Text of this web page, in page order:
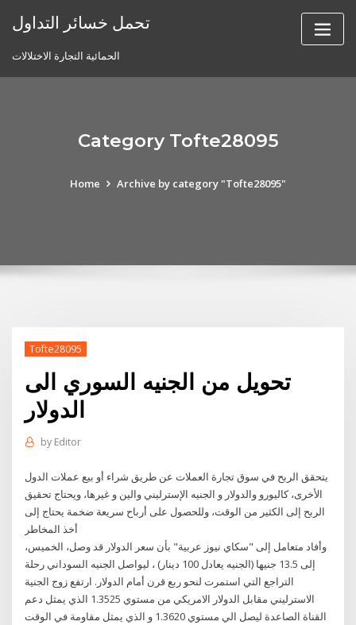
تحمل خسائر التداول
الحمائية التجارة الاختلالات
Category Tofte28095
Home Archive by category "Tofte28095"
Tofte28095
تحويل من الجنيه السوري الى
الدولار
by Editor
يتحقق الربح في سوق تجارة العملات عن طريق شراء أو بيع عملات الدول
الأخرى، كاليورو والدولار و الجنيه الإسترليني والين و غيرها، ويحتاج تحقيق
الربح إلى الكثير من الوقت، وللحصول على أرباح سريعة ضخمة يحتاج إلى
أخذ المخاطر
وأفاد متعامل إلى "سكاي نيوز عربية" بأن سعر الدولار قد وصل، الخميس،
إلى 13.5 جنيها (الجنيه يعادل 100 دينار) ، ليواصل الجنيه السوداني رحلة
التراجع التي استمرت لنحو ربع قرن أمام الدولار. ارتفع زوج الجنية
الاسترليني مقابل الدولار الامريكي من مستوي 1.3525 الذي يمثل دعم
القناة الصاعدة ليصل الي مستوي 1.3620 و الذي يمثل مقاومة في الوقت